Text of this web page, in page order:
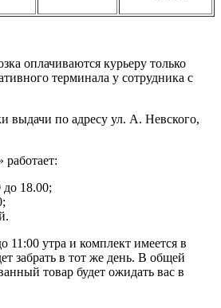
оплачиваются курьеру только
терминала у сотрудника с
выдачи по адресу ул. А. Невского,
18.00;
11:00 утра и комплект имеется в
забрать в тот же день. В общей
товар будет ожидать вас в